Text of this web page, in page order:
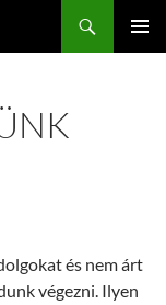
és nem árt
végezni. Ilyen